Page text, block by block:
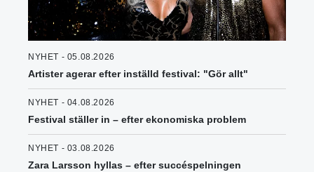
NYHET - 05.08.2026
Artister agerar efter inställd festival: "Gör allt"
NYHET - 04.08.2026
Festival ställer in – efter ekonomiska problem
NYHET - 03.08.2026
Zara Larsson hyllas – efter succéspelningen